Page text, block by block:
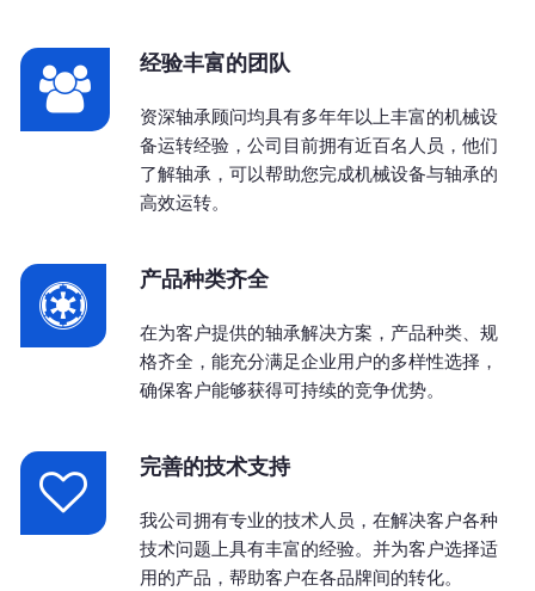
经验丰富的团队
资深轴承顾问均具有多年年以上丰富的机械设
备运转经验，公司目前拥有近百名人员，他们
了解轴承，可以帮助您完成机械设备与轴承的
高效运转。
产品种类齐全
在为客户提供的轴承解决方案，产品种类、规
格齐全，能充分满足企业用户的多样性选择，
确保客户能够获得可持续的竞争优势。
完善的技术支持
我公司拥有专业的技术人员，在解决客户各种
技术问题上具有丰富的经验。并为客户选择适
用的产品，帮助客户在各品牌间的转化。